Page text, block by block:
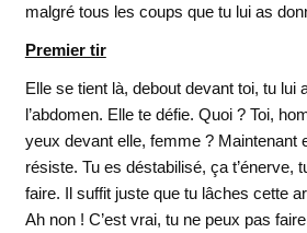
malgré tous les coups que tu lui as
Premier tir
Elle se tient là, debout devant toi, tu lui
l’abdomen. Elle te défie. Quoi ? Toi,
yeux devant elle, femme ? Maintenant
résiste. Tu es déstabilisé, ça t’énerve,
faire. Il suffit juste que tu lâches cette
Ah non ! C’est vrai, tu ne peux pas